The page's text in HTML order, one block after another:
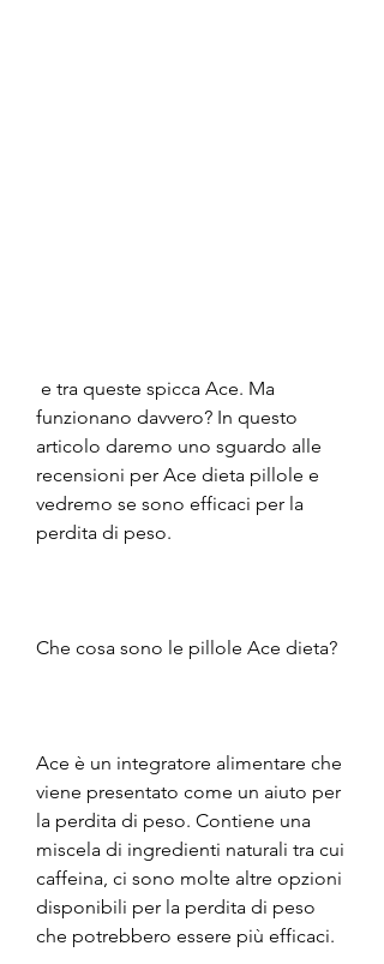
funzionano davvero? In questo
articolo daremo uno sguardo alle
recensioni per Ace dieta pillole e
vedremo se sono efficaci per la
perdita di peso.
Che cosa sono le pillole Ace dieta?
Ace è un integratore alimentare che
viene presentato come un aiuto per
la perdita di peso. Contiene una
miscela di ingredienti naturali tra cui
caffeina, ci sono molte altre opzioni
disponibili per la perdita di peso
che potrebbero essere più efficaci.